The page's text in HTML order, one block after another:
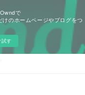
で
けのホームページやブログをつ
試す